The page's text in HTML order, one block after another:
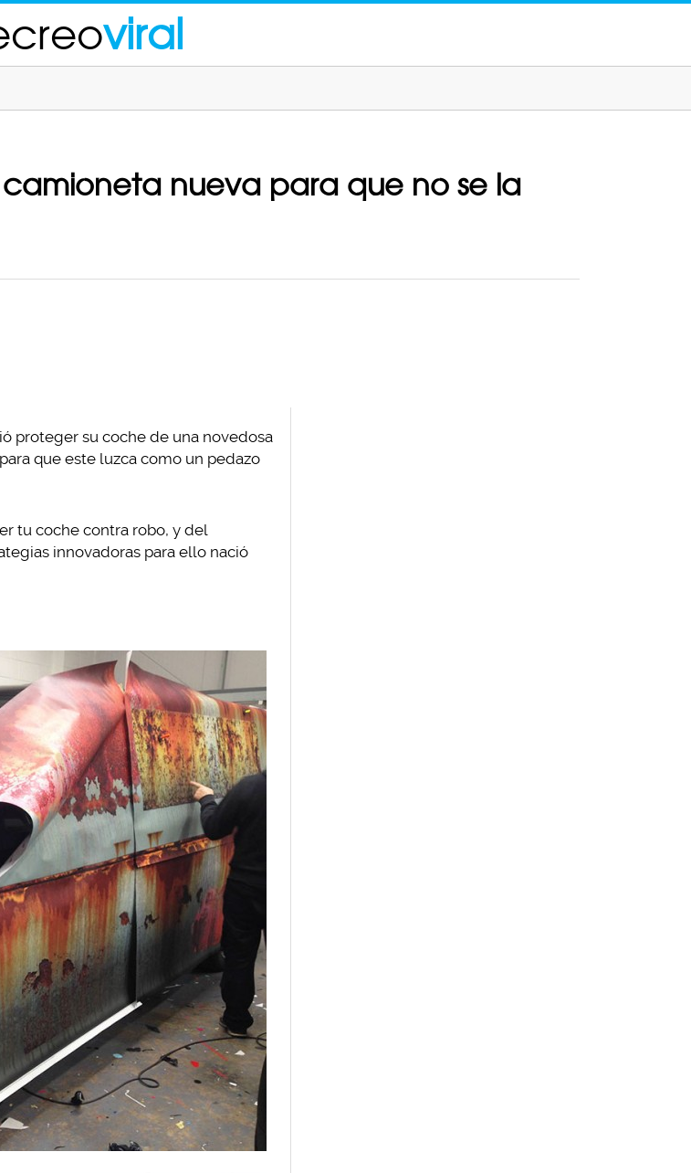
viral
nueva para que no se la
proteger su coche de una novedosa
que este luzca como un pedazo
tu coche contra robo, y del
innovadoras para ello nació